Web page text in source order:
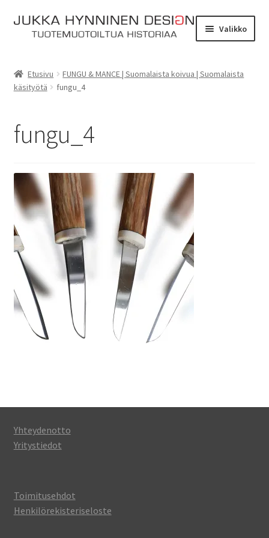
Siirry
navigointiin
Siirry
sisältöön
Valikko
Tarinat
Myymälä
Verkkokauppa
Kassa
Ostoskori
Etusivu
FUNGU & MANCE | Suomalaista koivua | Suomalaista
käsityötä
fungu_4
fungu_4
Yhteydenotto
Yritystiedot
Toimitusehdot
Henkilörekisteriseloste